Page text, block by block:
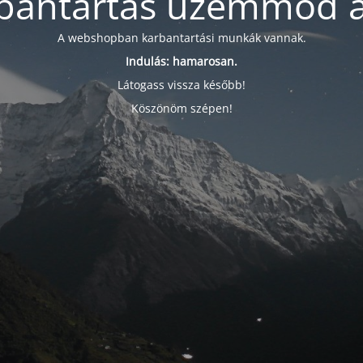
A webshopban karbantartási munkák vannak.
Indulás: hamarosan.
Látogass vissza később!
Köszönöm szépen!